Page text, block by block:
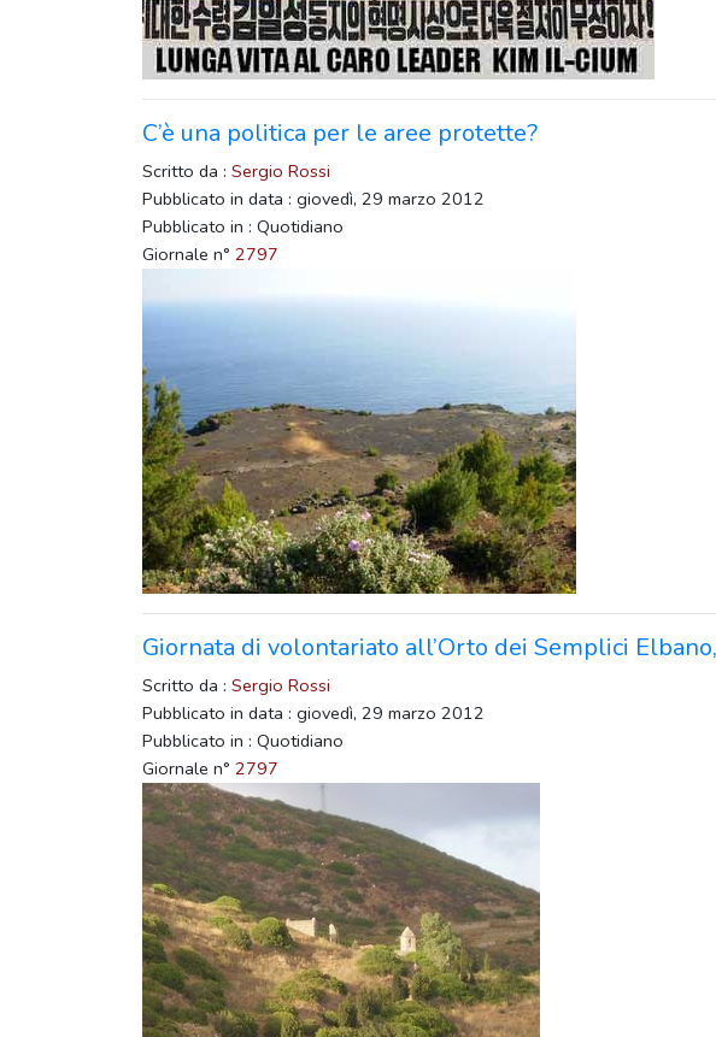
C’è una politica per le aree protette?
Scritto da : Sergio Rossi
Pubblicato in data : giovedì, 29 marzo 2012
Pubblicato in : Quotidiano
Giornale n° 2797
Giornata di volontariato all’Orto dei Semplici
Scritto da : Sergio Rossi
Pubblicato in data : giovedì, 29 marzo 2012
Pubblicato in : Quotidiano
Giornale n° 2797